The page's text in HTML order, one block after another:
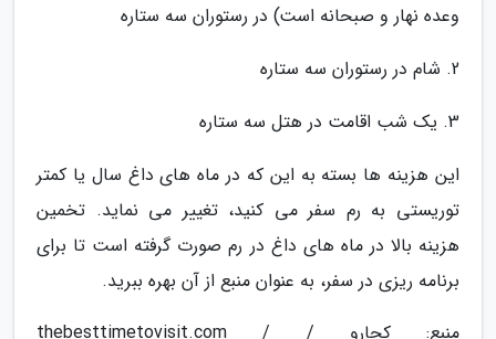
وعده نهار و صبحانه است) در رستوران سه ستاره
2. شام در رستوران سه ستاره
3. یک شب اقامت در هتل سه ستاره
این هزینه ها بسته به این که در ماه های داغ سال یا کمتر
توریستی به رم سفر می کنید، تغییر می نماید. تخمین
هزینه بالا در ماه های داغ در رم صورت گرفته است تا برای
برنامه ریزی در سفر، به عنوان منبع از آن بهره ببرید.
منبع: کجارو / thebesttimetovisit.com /